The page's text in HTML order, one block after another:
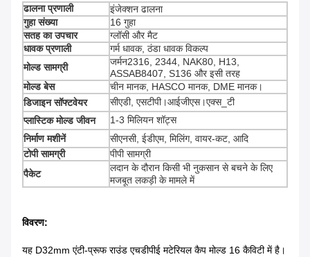
ढालना प्रणाली
इंजेक्शन ढालना
गुहा संख्या
16 गुहा
सतह का उपचार
ग्लॉसी और मैट
धावक प्रणाली
गर्म धावक, ठंडा धावक विकल्प
मोल्ड सामग्री
जर्मन2316, 2344, NAK80, H13,
ASSAB8407, S136 और इसी तरह
मोल्ड बेस
चीन मानक, HASCO मानक, DME मानक।
डिजाइन सॉफ्टवेयर
सीएडी, एसटीपी।आईजीएस।एक्स_टी
प्लास्टिक मोल्ड जीवन
1-3 मिलियन शॉट्स
निर्माण मशीनें
सीएनसी, ईडीएम, मिलिंग, वायर-कट, आदि
टोपी सामग्री
पीपी सामग्री
पैकेट
लदान के दौरान किसी भी नुकसान से बचने के लिए
मजबूत लकड़ी के मामले में
विवरण:
यह D32mm एंटी-प्रूफ राउंड एचडीपीई मटेरियल कैप मोल्ड 16 कैविटी में है।